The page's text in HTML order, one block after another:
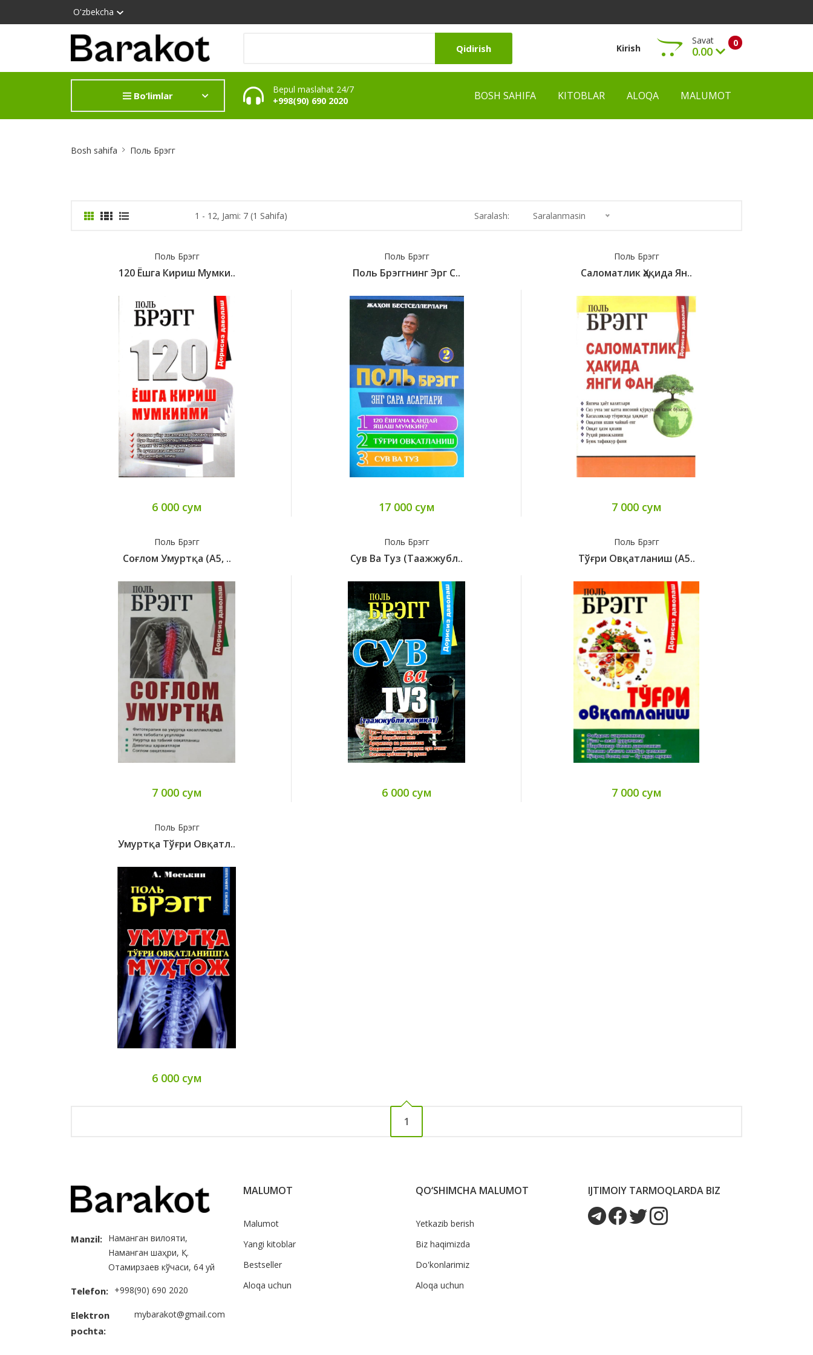
O'zbekcha
Qidirish Kirish 0
Savat
0.00
Ko‘rish
Bo‘limlar
Bepul maslahat 24/7
+998(90) 690 2020
BOSH SAHIFA KITOBLAR ALOQA MALUMOT
Bosh sahifa Поль Брэгг
1 - 12, Jami: 7 (1 Sahifa) Saralash: Saralanmasin
Поль Брэгг
120 Ёшга Кириш Мумки..
6 000 сум
Поль Брэгг
Поль Брэггнинг Эрг С..
17 000 сум
Поль Брэгг
Саломатлик Ҳақида Ян..
7 000 сум
Поль Брэгг
Соғлом Умуртқа (А5, ..
7 000 сум
Поль Брэгг
Сув Ва Туз (Таажжубл..
6 000 сум
Поль Брэгг
Тўғри Овқатланиш (А5..
7 000 сум
Поль Брэгг
Умуртқа Тўғри Овқатл..
6 000 сум
1
Manzil: Наманган вилояти,
Наманган шаҳри, Қ.
Отамирзаев кўчаси, 64 уй
Telefon: +998(90) 690 2020
Elektron
pochta:
mybarakot@gmail.com
MALUMOT
Malumot
Yangi kitoblar
Bestseller
Aloqa uchun
QO‘SHIMCHA MALUMOT
Yetkazib berish
Biz haqimizda
Do'konlarimiz
Aloqa uchun
IJTIMOIY TARMOQLARDA BIZ